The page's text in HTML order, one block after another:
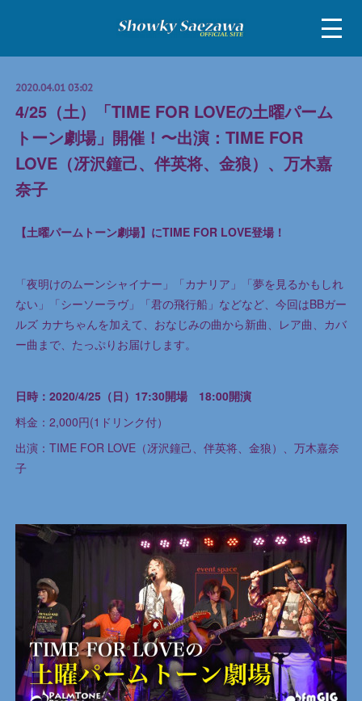
2020.04.01 03:02
4/25（土）「TIME FOR LOVEの土曜パーム
トーン劇場」開催！〜出演：TIME FOR
LOVE（冴沢鐘己、伴英将、金狼）、万木嘉
奈子
【土曜パームトーン劇場】にTIME FOR LOVE登場！
「夜明けのムーンシャイナー」「カナリア」「夢を見るかもしれ
ない」「シーソーラヴ」「君の飛行船」などなど、今回はBBガー
ルズ カナちゃんを加えて、おなじみの曲から新曲、レア曲、カバ
ー曲まで、たっぷりお届けします。
日時：2020/4/25（日）17:30開場 18:00開演
料金：2,000円(1ドリンク付）
出演：TIME FOR LOVE（冴沢鐘己、伴英将、金狼）、万木嘉奈
子